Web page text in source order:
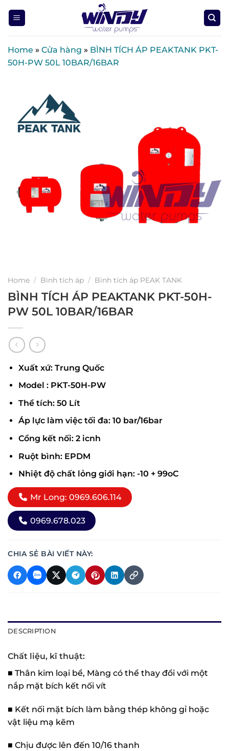
Home » Cửa hàng » BÌNH TÍCH ÁP PEAKTANK PKT-
50H-PW 50L 10BAR/16BAR
Home / Bình tích áp / Bình tích áp PEAK TANK
BÌNH TÍCH ÁP PEAKTANK PKT-50H-
PW 50L 10BAR/16BAR
Xuất xứ: Trung Quốc
Model : PKT-50H-PW
Thể tích: 50 Lít
Áp lực làm việc tối đa: 10 bar/16bar
Cổng kết nối: 2 icnh
Ruột bình: EPDM
Nhiệt độ chất lỏng giới hạn: -10 + 99oC
Mr Long: 0969.606.114
0969.678.023
CHIA SẺ BÀI VIẾT NÀY:
DESCRIPTION
Chất liệu, kĩ thuật:
■ Thân kim loại bể, Màng có thể thay đổi với một
nắp mặt bích kết nối vít
■ Kết nối mặt bích làm bằng thép không gỉ hoặc
vật liệu mạ kẽm
■ Chịu được lên đến 10/16 thanh